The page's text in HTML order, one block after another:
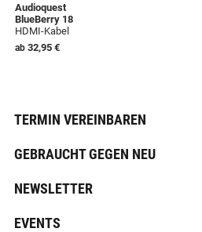
Audioquest
BlueBerry 18
HDMI-Kabel
ab 32,95 €
TERMIN VEREINBAREN
GEBRAUCHT GEGEN NEU
NEWSLETTER
EVENTS